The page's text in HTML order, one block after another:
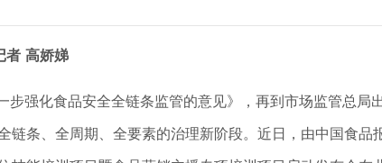
者 高娇娣
强化食品安全全链条监管的意见》，再到市场监管总局
条、全周期、全要素的治理新阶段。近日，由中国食品